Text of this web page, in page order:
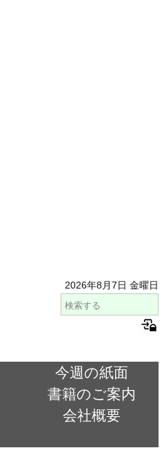
2026年8月7日 金曜日
今週の紙面
書籍のご案内
会社概要